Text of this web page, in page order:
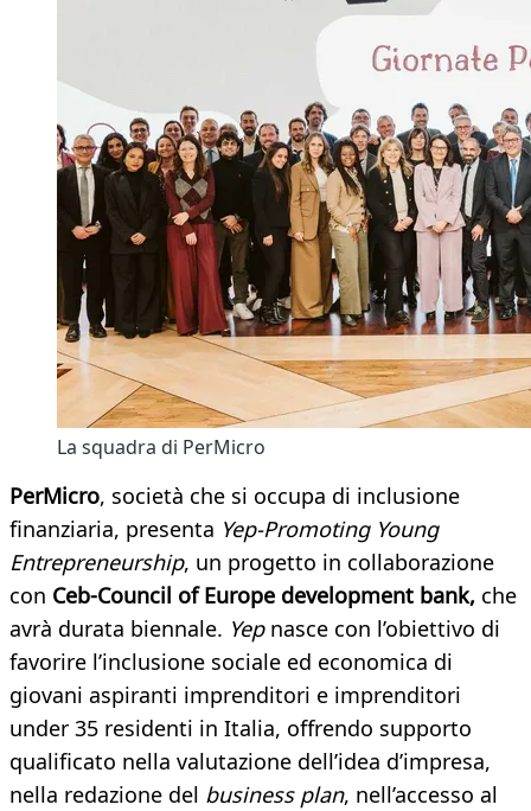
La squadra di PerMicro
PerMicro, società che si occupa di inclusione
finanziaria, presenta Yep-Promoting Young
Entrepreneurship, un progetto in collaborazione
con Ceb-Council of Europe development bank, che
avrà durata biennale. Yepnasce con l’obiettivo di
favorire l’inclusione sociale ed economica di
giovani aspiranti imprenditori e imprenditori
under 35 residenti in Italia, offrendo supporto
qualificato nella valutazione dell’idea d’impresa,
nella redazione del business plan, nell’accesso al